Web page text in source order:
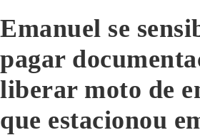
Emanuel se
pagar
liberar moto de
que estacionou